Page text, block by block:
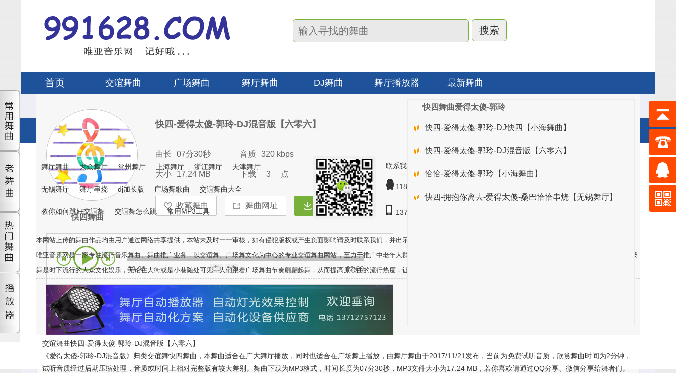
首页 交谊舞曲 广场舞曲 舞厅舞曲 DJ舞曲 舞厅播放器 最新舞曲
快四舞曲
快四-爱得太傻-郭玲-DJ混音版【六零六】
曲长 07分30秒 音质 320 kbps
大小 17.24 MB 下载 3 点
00:00 02:00
快四舞曲爱得太傻-郭玲
快四-爱得太傻-郭玲-DJ快四【小海舞曲】
快四-爱得太傻-郭玲-DJ混音版【六零六】
恰恰-爱得太傻-郭玲【小海舞曲】
快四-拥抱你离去-爱得太傻-桑巴恰恰串烧【无锡舞厅】
交谊舞曲快四-爱得太傻-郭玲-DJ混音版【六零六】
《爱得太傻-郭玲-DJ混音版》归类交谊舞快四舞曲，本舞曲适合在广大舞厅播放，同时也适合在广场舞上播放，由舞厅舞曲于2017/11/21发布，当前为免费试听音质，欣赏舞曲时间为2分钟，
试听音质经过后期压缩处理，音质或时间上相对完整版有较大差别。舞曲下载为MP3格式，时间长度为07分30秒，MP3文件大小为17.24 MB，若你喜欢请通过QQ分享、微信分享给舞者们。
舞厅舞曲 大众舞厅 常州舞厅 上海舞厅 浙江舞厅 天津舞厅
无锡舞厅 舞厅串烧 dj加长版 广场舞歌曲 交谊舞曲大全
教你如何跳好交谊舞 交谊舞怎么跳 常用MP3工具
联系我们
1189628
137127-57123
本网站上传的舞曲作品均由用户通过网络共享提供，本站未及时一一审核，如有侵犯版权或产生负面影响请及时联系我们，并出示版权或相关文档，我们将积极配合删除，如有不便，请见谅！
唯亚音乐网是一家专注流行音乐舞曲、舞曲推广业务，以交谊舞、广场舞文化为中心的专业交谊舞曲网站，至力于推广中老年人群体健身舞蹈音乐、不同场合的表演舞蹈音乐、推广全民健身运动，交谊舞、广场
舞是时下流行的大众文化娱乐，无论在大街或是小巷随处可见，人们跟着广场舞曲节奏翩翩起舞，从而提高原歌曲的流行热度，让更多不同的人群传唱、喜爱，我们以舞会友，寻找志同道合的你一起共舞。